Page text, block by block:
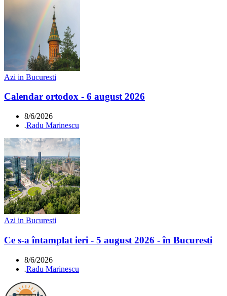
Azi in Bucuresti
Calendar ortodox - 6 august 2026
8/6/2026
.Radu Marinescu
Azi in Bucuresti
Ce s-a întamplat ieri - 5 august 2026 - în Bucuresti
8/6/2026
.Radu Marinescu